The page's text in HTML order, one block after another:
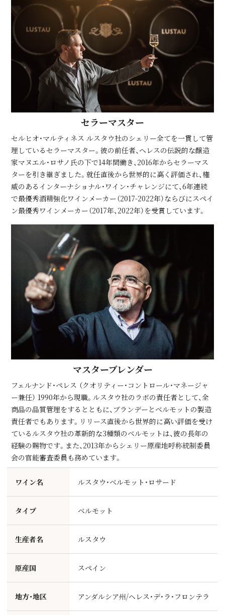
セラーマスター
セルヒオ・マルティネス ルスタウ社のシェリー全てを一貫して管
理しているセラーマスター。彼の前任者、ヘレスの伝説的な醸造
家マヌエル・ロサノ氏の下で14年間働き、2016年からセラーマス
ターを引き継ぎました。就任直後から世界的に高く評価され、権
威のあるインターナショナル・ワイン・チャレンジにて、6年連続
で最優秀酒精強化ワインメーカー（2017-2022年）ならびにスペイ
ン最優秀ワインメーカー（2017年、2022年）を受賞しています。
マスターブレンダー
フェルナンド・ペレス （クオリティー・コントロール・マネージャ
ー兼任） 1990年から現職。ルスタウ社のラボの責任者として、全
商品の品質管理をするとともに、ブランデーとベルモットの製造
責任者でもあります。リリース直後から世界的に高い評価を受け
ているルスタウ社の革新的な3種類のベルモットは、彼の長年の
経験の賜物です。また、2013年からシェリー原産地呼称統制委員
会の官能審査委員も務めています。
ワイン名 ルスタウ・ベルモット・ロサード
タイプ ベルモット
生産者名 ルスタウ
原産国 スペイン
地方・地区 アンダルシア州/ヘレス・デ・ラ・フロンテラ